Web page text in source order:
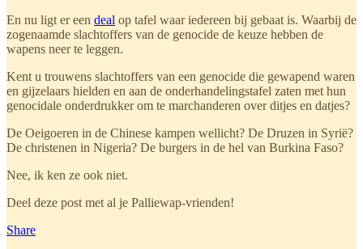
En nu ligt er een deal op tafel waar iedereen bij gebaat is. Waarbij de
zogenaamde slachtoffers van de genocide de keuze hebben de
wapens neer te leggen.
Kent u trouwens slachtoffers van een genocide die gewapend waren
en gijzelaars hielden en aan de onderhandelingstafel zaten met hun
genocidale onderdrukker om te marchanderen over ditjes en datjes?
De Oeigoeren in de Chinese kampen wellicht? De Druzen in Syrië?
De christenen in Nigeria? De burgers in de hel van Burkina Faso?
Nee, ik ken ze ook niet.
Deel deze post met al je Palliewap-vrienden!
Share